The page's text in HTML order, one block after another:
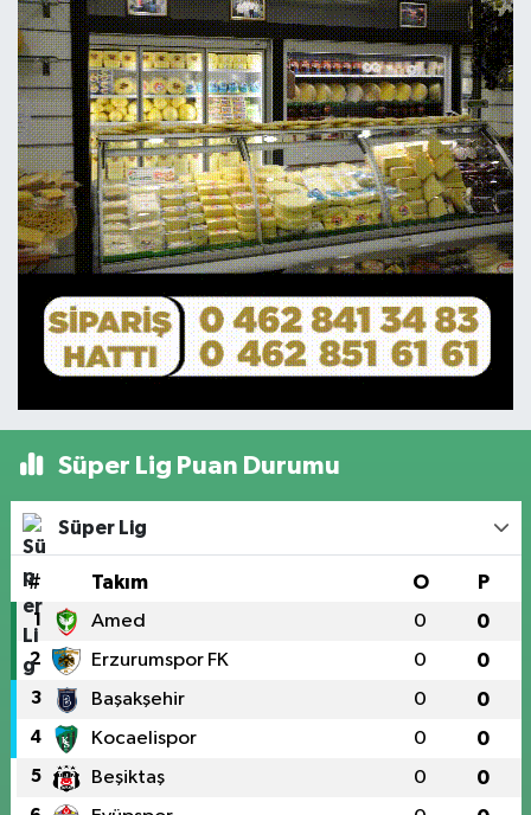
Süper Lig Puan Durumu
Süper Lig
# Takım O P
1 Amed 0 0
2 Erzurumspor FK 0 0
3 Başakşehir 0 0
4 Kocaelispor 0 0
5 Beşiktaş 0 0